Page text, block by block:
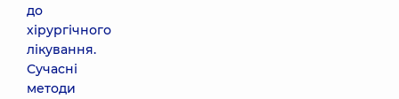
до
хірургічного
лікування.
Сучасні
методи